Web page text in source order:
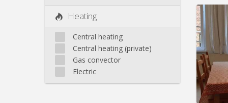
Heating
Central heating
Central heating (private)
Gas convector
Electric
Rent: